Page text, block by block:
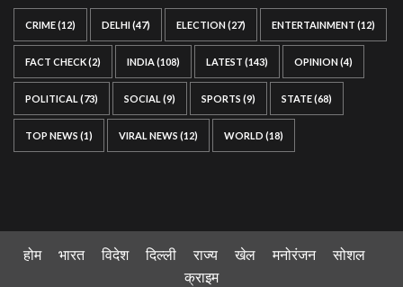
CRIME(12) DELHI(47) ELECTION(27) ENTERTAINMENT (12)
FACT CHECK(2) INDIA(108) LATEST (143) OPINION(4)
POLITICAL (73) SOCIAL (9) SPORTS (9) STATE(68)
TOP NEWS (1) VIRAL NEWS (12) WORLD (18)
होम भारत विदेश दिल्ली राज्य खेल मनोरंजन
सोशल
क्राइम